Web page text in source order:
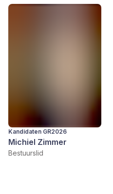
Kandidaten GR2026
Michiel Zimmer
Bestuurslid